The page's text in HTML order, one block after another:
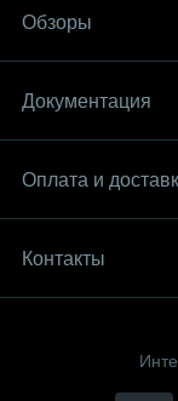
Обзоры
Документация
Оплата и
Контакты